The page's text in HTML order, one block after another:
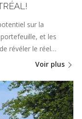
sur la
et les
révéler le réel…
Voir plus